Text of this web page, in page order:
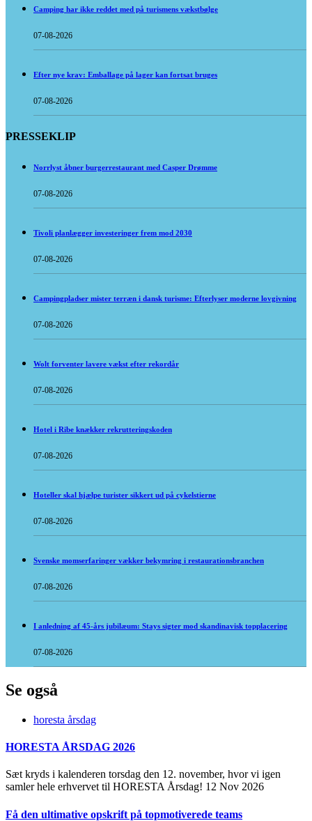
Camping har ikke reddet med på turismens vækstbølge
07-08-2026
Efter nye krav: Emballage på lager kan fortsat bruges
07-08-2026
PRESSEKLIP
Norrlyst åbner burgerrestaurant med Casper Drømme
07-08-2026
Tivoli planlægger investeringer frem mod 2030
07-08-2026
Campingpladser mister terræn i dansk turisme: Efterlyser moderne lovgivning
07-08-2026
Wolt forventer lavere vækst efter rekordår
07-08-2026
Hotel i Ribe knækker rekrutteringskoden
07-08-2026
Hoteller skal hjælpe turister sikkert ud på cykelstierne
07-08-2026
Svenske momserfaringer vækker bekymring i restaurationsbranchen
07-08-2026
I anledning af 45-års jubilæum: Stays sigter mod skandinavisk topplacering
07-08-2026
Se også
horesta årsdag
HORESTA ÅRSDAG 2026
Sæt kryds i kalenderen torsdag den 12. november, hvor vi igen
samler hele erhvervet til HORESTA Årsdag! 12 Nov 2026
Få den ultimative opskrift på topmotiverede teams